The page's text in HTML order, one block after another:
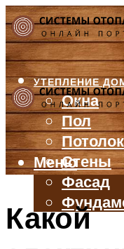
УТЕПЛЕНИЕ
Окна
Пол
Потолок
Стены
Фасад
БАЛКОН И
Меню
Какой